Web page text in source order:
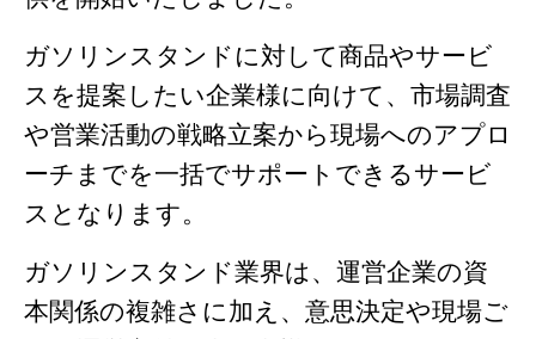
ガソリンスタンドに対して商品やサービ
スを提案したい企業様に向けて、市場調査
や営業活動の戦略立案から現場へのアプロ
ーチまでを一括でサポートできるサービ
スとなります。
ガソリンスタンド業界は、運営企業の資
本関係の複雑さに加え、意思決定や現場ご